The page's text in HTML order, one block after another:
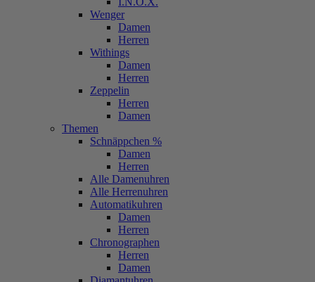
Wenger
Damen
Herren
Withings
Damen
Herren
Zeppelin
Herren
Damen
Themen
Schnäppchen %
Damen
Herren
Alle Damenuhren
Alle Herrenuhren
Automatikuhren
Damen
Herren
Chronographen
Herren
Damen